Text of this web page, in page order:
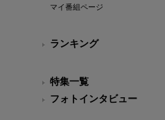
マイ番組ページ
ランキング
特集一覧
フォトインタビュー